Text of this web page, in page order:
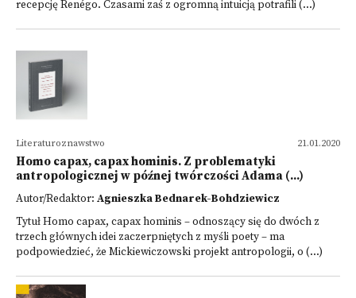
recepcję Renégo. Czasami zaś z ogromną intuicją potrafili (...)
21.01.2020
Literaturoznawstwo
Homo capax, capax hominis. Z problematyki
antropologicznej w późnej twórczości Adama (...)
Autor/Redaktor: Agnieszka Bednarek-Bohdziewicz
Tytuł Homo capax, capax hominis – odnoszący się do dwóch z
trzech głównych idei zaczerpniętych z myśli poety – ma
podpowiedzieć, że Mickiewiczowski projekt antropologii, o (...)